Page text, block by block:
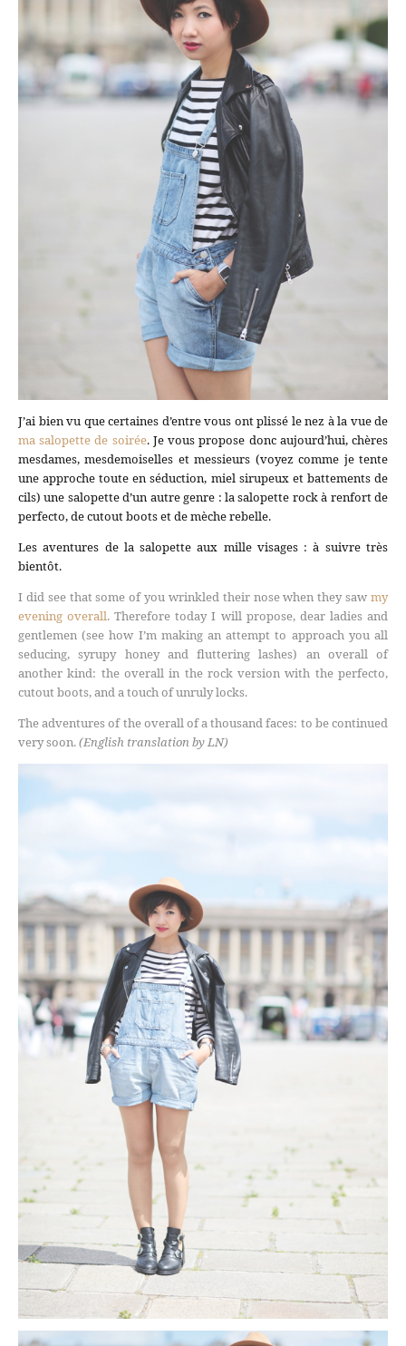
J’ai bien vu que certaines d’entre vous ont plissé le nez à la vue de
ma salopette de soirée. Je vous propose donc aujourd’hui, chères
mesdames, mesdemoiselles et messieurs (voyez comme je tente
une approche toute en séduction, miel sirupeux et battements de
cils) une salopette d’un autre genre : la salopette rock à renfort de
perfecto, de cutout boots et de mèche rebelle.
Les aventures de la salopette aux mille visages : à suivre très
bientôt.
I did see that some of you wrinkled their nose when they saw my
evening overall. Therefore today I will propose, dear ladies and
gentlemen (see how I’m making an attempt to approach you all
seducing, syrupy honey and fluttering lashes) an overall of
another kind: the overall in the rock version with the perfecto,
cutout boots, and a touch of unruly locks.
The adventures of the overall of a thousand faces: to be continued
very soon.(English translation by LN)